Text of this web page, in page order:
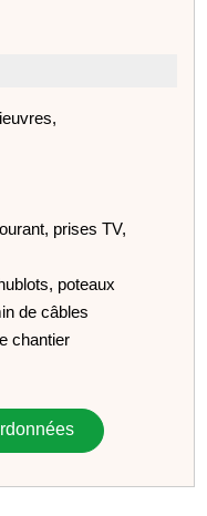
prises TV,
poteaux
de câbles
chantier